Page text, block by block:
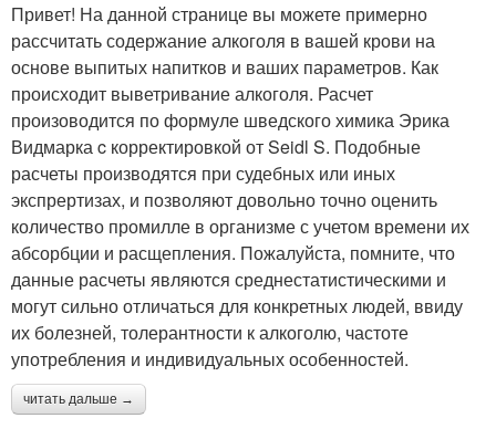
Привет! На данной странице вы можете примерно
рассчитать содержание алкоголя в вашей крови на
основе выпитых напитков и ваших параметров. Как
происходит выветривание алкоголя. Расчет
произоводится по формуле шведского химика Эрика
Видмарка c корректировкой от Seidl S. Подобные
расчеты производятся при судебных или иных
экспрертизах, и позволяют довольно точно оценить
количество промилле в организме с учетом времени их
абсорбции и расщепления. Пожалуйста, помните, что
данные расчеты являются среднестатистическими и
могут сильно отличаться для конкретных людей, ввиду
их болезней, толерантности к алкоголю, частоте
употребления и индивидуальных особенностей.
читать дальше →